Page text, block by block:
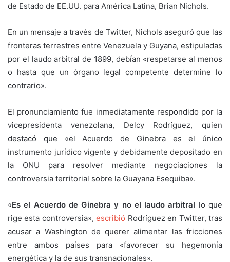
de Estado de EE.UU. para América Latina, Brian Nichols.
En un mensaje a través de Twitter, Nichols aseguró que las
fronteras terrestres entre Venezuela y Guyana, estipuladas
por el laudo arbitral de 1899, debían «respetarse al menos
o hasta que un órgano legal competente determine lo
contrario».
El pronunciamiento fue inmediatamente respondido por la
vicepresidenta venezolana, Delcy Rodríguez, quien
destacó que «el Acuerdo de Ginebra es el único
instrumento jurídico vigente y debidamente depositado en
la ONU para resolver mediante negociaciones la
controversia territorial sobre la Guayana Esequiba».
«Es el Acuerdo de Ginebra y no el laudo arbitral lo que
rige esta controversia»,escribió Rodríguez en Twitter, tras
acusar a Washington de querer alimentar las fricciones
entre ambos países para «favorecer su hegemonía
energética y la de sus transnacionales».